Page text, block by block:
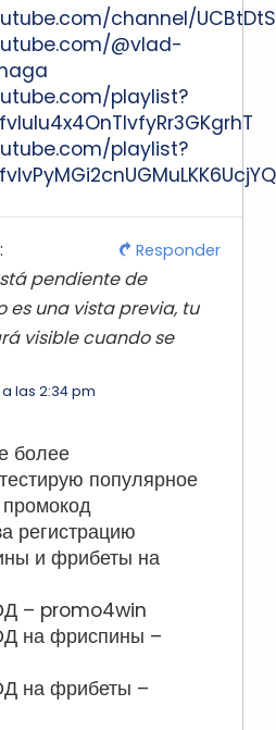
channel/
@vlad-
playlist?
playlist?
pendiente de
es una vista previa, tu
visible cuando se
las 2:34 pm
более
популярное
регистрацию
и фрибеты на
– promo4win
на фриспины –
на фрибеты –
Responder